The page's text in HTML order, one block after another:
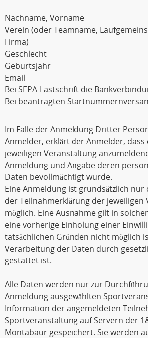
Nachname, Vorname
Verein (oder Teamname,
Firma)
Geschlecht
Geburtsjahr
Email
Bei SEPA-Lastschrift die
Bei beantragten
Im Falle der Anmeldung Dritter
Anmelder, erklärt der Anmelder, dass
jeweiligen Veranstaltung
Anmeldung und Angabe deren
Daten bevollmächtigt wurde.
Eine Anmeldung ist grundsätzlich nur
der Teilnahmerklärung der jeweiligen
möglich. Eine Ausnahme gilt in
eine vorherige Einholung einer
tatsächlichen Gründen nicht möglich
Verarbeitung der Daten durch
gestattet ist.
Alle Daten werden nur zur
Anmeldung ausgewählten
Information der angemeldeten
Sportveranstaltung auf Servern der
Montabaur gespeichert. Sie werden